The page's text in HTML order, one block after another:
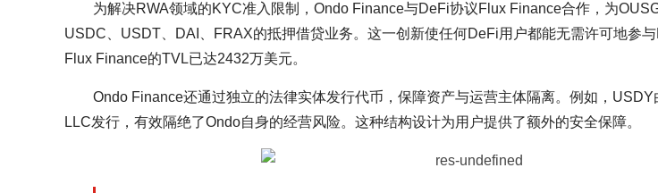
为解决RWA领域的KYC准入限制，Ondo Finance与DeFi协议Flux Finance合作，为
USDC、USDT、DAI、FRAX的抵押借贷业务。这一创新使任何DeFi用户都能无需许可地参与
Flux Finance的TVL已达2432万美元。
Ondo Finance还通过独立的法律实体发行代币，保障资产与运营主体隔离。例如，
LLC发行，有效隔绝了Ondo自身的经营风险。这种结构设计为用户提供了额外的安全保障。